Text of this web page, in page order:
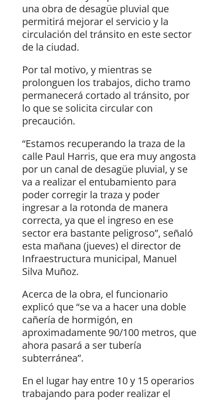
una obra de desagüe pluvial que
permitirá mejorar el servicio y la
circulación del tránsito en este sector
de la ciudad.
Por tal motivo, y mientras se
prolonguen los trabajos, dicho tramo
permanecerá cortado al tránsito, por
lo que se solicita circular con
precaución.
“Estamos recuperando la traza de la
calle Paul Harris, que era muy angosta
por un canal de desagüe pluvial, y se
va a realizar el entubamiento para
poder corregir la traza y poder
ingresar a la rotonda de manera
correcta, ya que el ingreso en ese
sector era bastante peligroso”, señaló
esta mañana (jueves) el director de
Infraestructura municipal, Manuel
Silva Muñoz.
Acerca de la obra, el funcionario
explicó que “se va a hacer una doble
cañería de hormigón, en
aproximadamente 90/100 metros, que
ahora pasará a ser tubería
subterránea”.
En el lugar hay entre 10 y 15 operarios
trabajando para poder realizar el